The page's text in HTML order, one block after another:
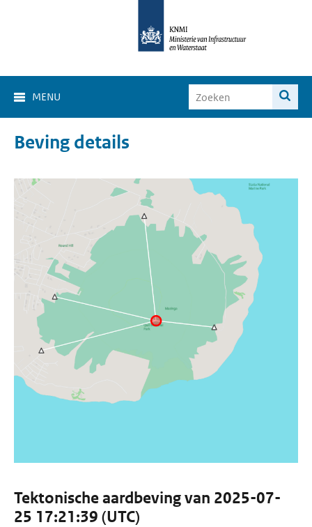
MENU
Beving details
Tektonische aardbeving van 2025-07-
25 17:21:39 (UTC)